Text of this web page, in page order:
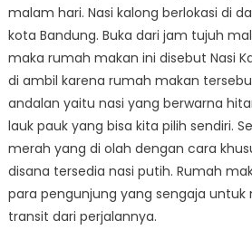
malam hari. Nasi kalong berlokasi di
kota Bandung. Buka dari jam tujuh
maka rumah makan ini disebut Nasi
di ambil karena rumah makan
andalan yaitu nasi yang berwarna
lauk pauk yang bisa kita pilih sendiri.
merah yang di olah dengan cara
disana tersedia nasi putih. Rumah
para pengunjung yang sengaja untuk
transit dari perjalannya.